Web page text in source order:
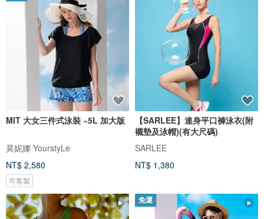
MIT 大女三件式泳裝 ~5L 加大版
莫妮娜 YourstyLe
NT$ 2,580
可客製
【SARLEE】連身平口褲泳衣(附
襯墊及泳帽)(有大尺碼)
SARLEE
NT$ 1,380
免運